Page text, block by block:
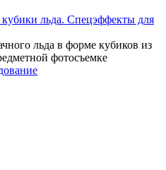
льда. Спецэффекты для
льда в форме кубиков из
фотосъемке